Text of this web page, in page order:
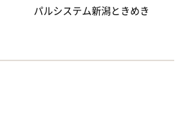
パルシステム新潟ときめき